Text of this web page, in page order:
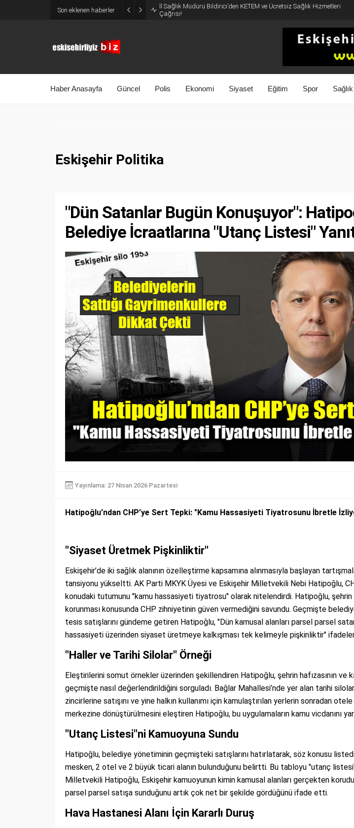
Son eklenen haberler
İl Sağlık Müdürü Bildirici’den KETEM ve Ücretsiz Sağlık Hizmetleri
Çağrısı!
Haber Anasayfa Güncel Polis Ekonomi Siyaset Eğitim Spor Sağlık
Eskişehir Politika
"Dün Satanlar Bugün Konuşuyor":
Belediye İcraatlarına "Utanç Listesi"
Yayınlama: 27 Nisan 2026 Pazartesi
Hatipoğlu’ndan CHP’ye Sert Tepki: "Kamu Hassasiyeti Tiyatrosunu İbretle
"Siyaset Üretmek Pişkinliktir"
Eskişehir’de iki sağlık alanının özelleştirme kapsamına alınmasıyla başlayan
tansiyonu yükseltti. AK Parti MKYK Üyesi ve Eskişehir Milletvekili Nebi Hatipoğlu,
konudaki tutumunu "kamu hassasiyeti tiyatrosu" olarak nitelendirdi. Hatipoğlu, şehrin
korunması konusunda CHP zihniyetinin güven vermediğini savundu. Geçmişte
tesis satışlarını gündeme getiren Hatipoğlu, "Dün kamusal alanları parsel parsel
hassasiyeti üzerinden siyaset üretmeye kalkışması tek kelimeyle pişkinliktir"
"Haller ve Tarihi Silolar" Örneği
Eleştirilerini somut örnekler üzerinden şekillendiren Hatipoğlu, şehrin hafızasının ve
geçmişte nasıl değerlendirildiğini sorguladı. Bağlar Mahallesi’nde yer alan tarihi
zincirlerine satışını ve yine halkın kullanımı için kamulaştırılan yerlerin sonradan
merkezine dönüştürülmesini eleştiren Hatipoğlu, bu uygulamaların kamu vicdanını
"Utanç Listesi"ni Kamuoyuna Sundu
Hatipoğlu, belediye yönetiminin geçmişteki satışlarını hatırlatarak, söz konusu
mesken, 2 otel ve 2 büyük ticari alanın bulunduğunu belirtti. Bu tabloyu "utanç
Milletvekili Hatipoğlu, Eskişehir kamuoyunun kimin kamusal alanları gerçekten
parsel parsel satışa sunduğunu artık çok net bir şekilde gördüğünü ifade etti.
Hava Hastanesi Alanı İçin Kararlı Duruş